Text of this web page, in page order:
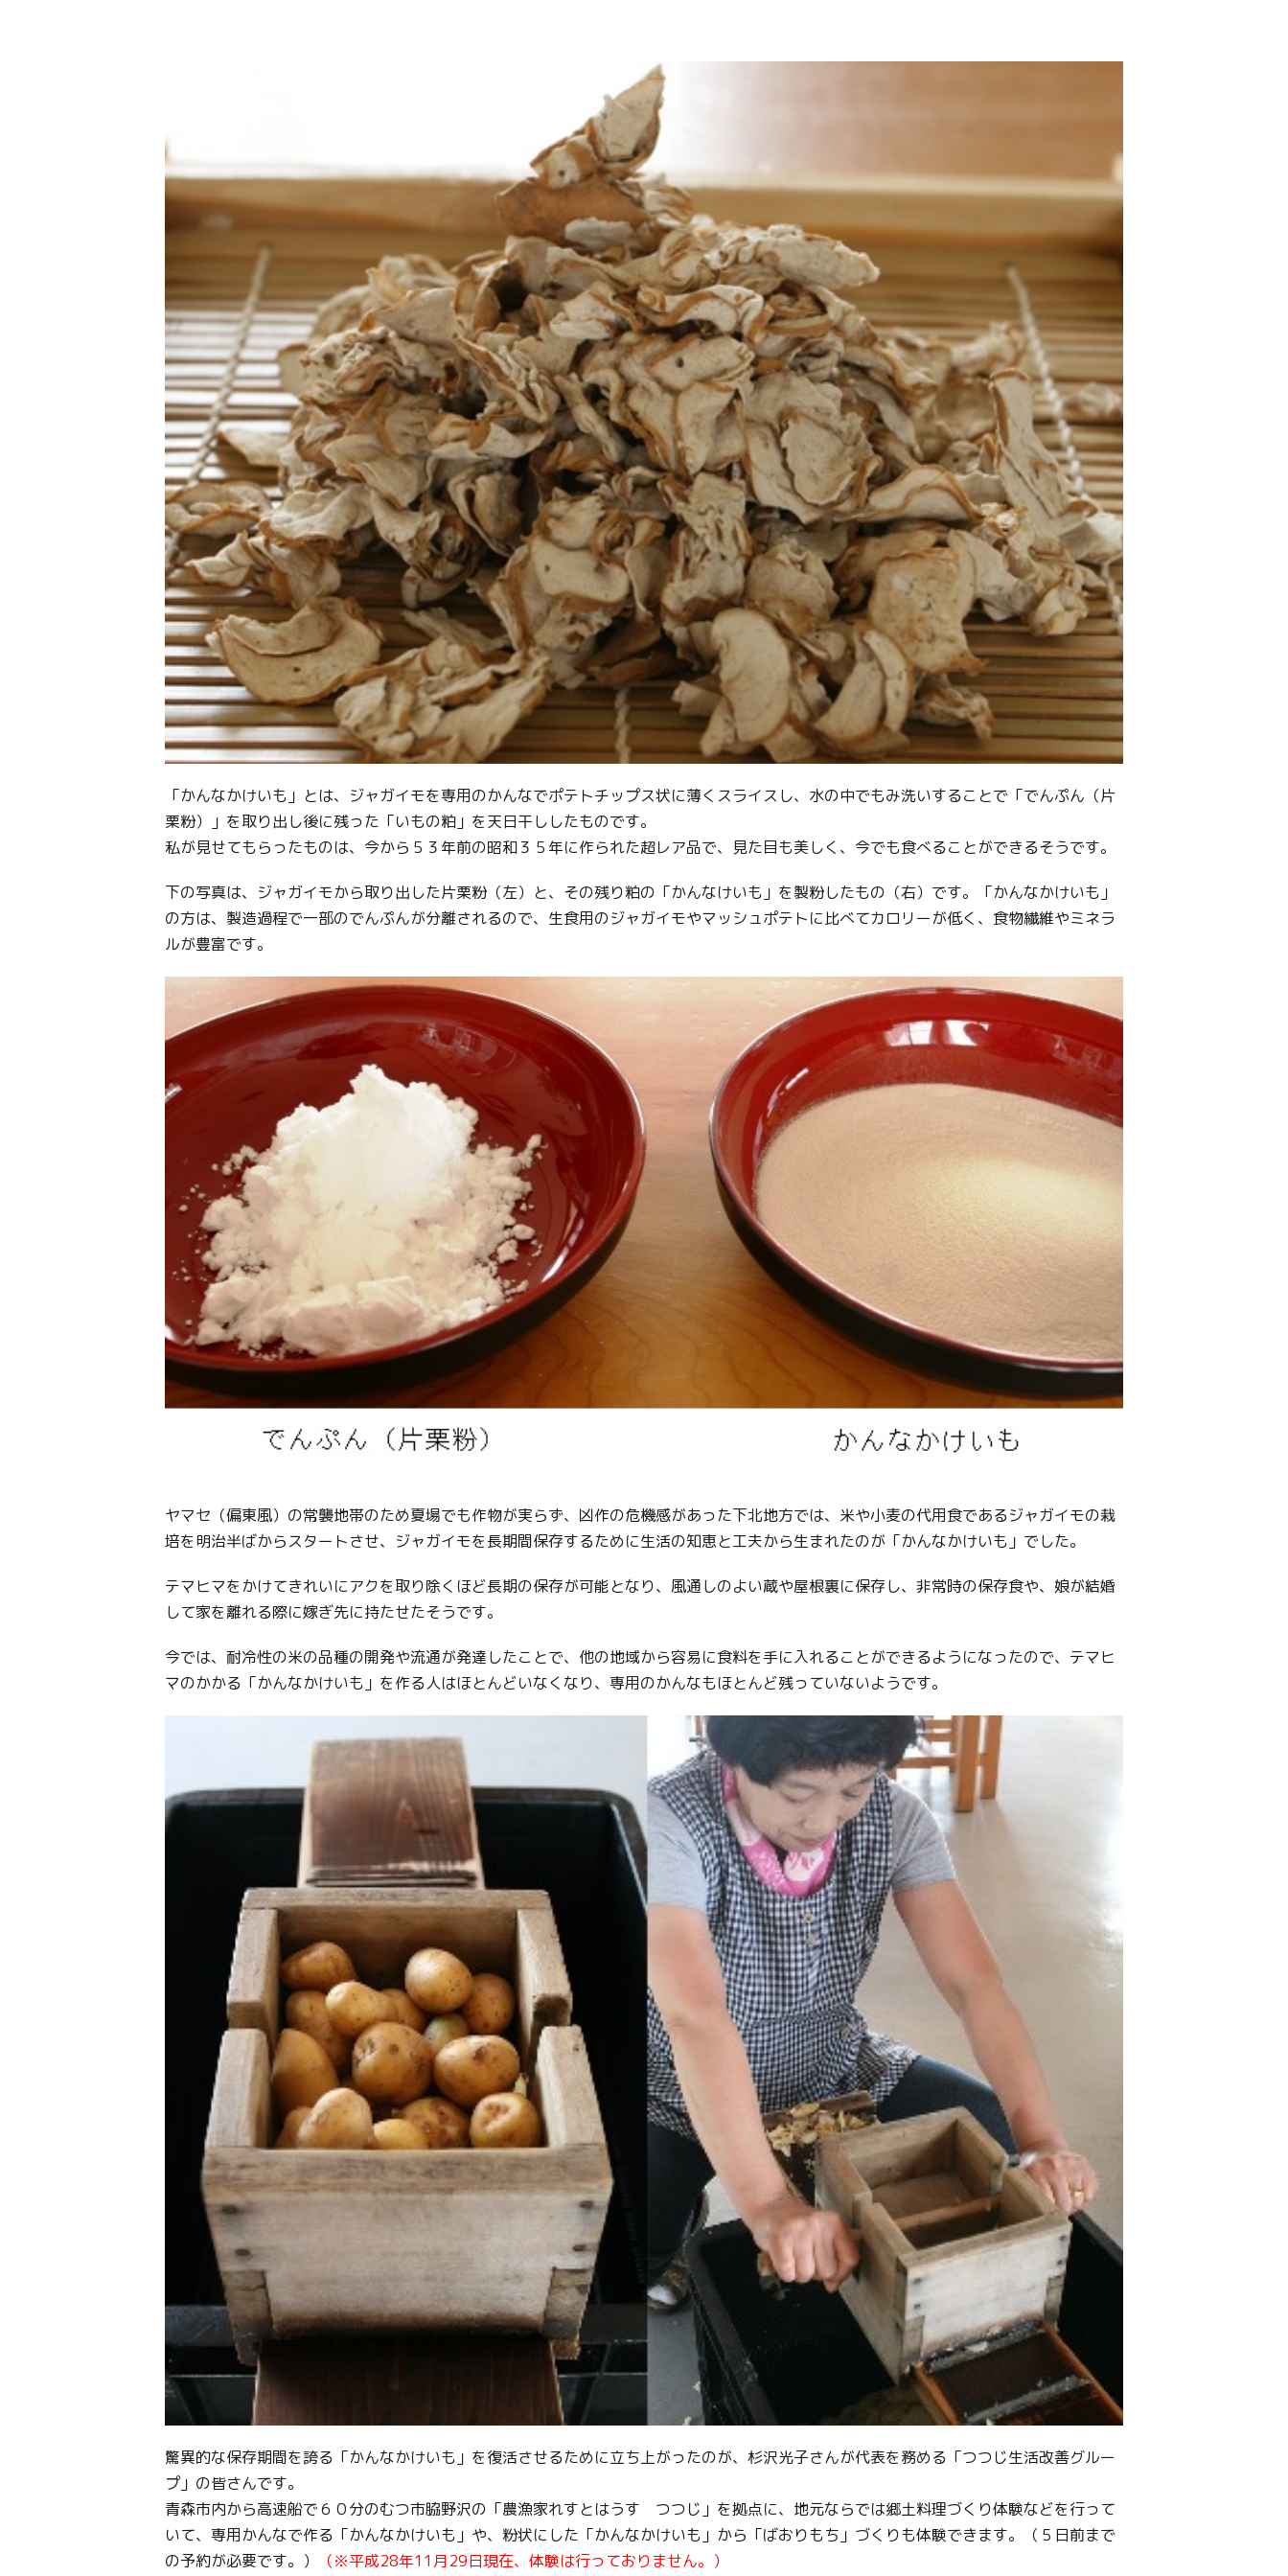
「かんなかけいも」とは、ジャガイモを専用のかんなでポテトチップス状に薄くスライスし、水の中でもみ洗いすることで「でんぷん（片
栗粉）」を取り出し後に残った「いもの粕」を天日干ししたものです。
私が見せてもらったものは、今から５３年前の昭和３５年に作られた超レア品で、見た目も美しく、今でも食べることができるそうです。
下の写真は、ジャガイモから取り出した片栗粉（左）と、その残り粕の「かんなけいも」を製粉したもの（右）です。「かんなかけいも」
の方は、製造過程で一部のでんぷんが分離されるので、生食用のジャガイモやマッシュポテトに比べてカロリーが低く、食物繊維やミネラ
ルが豊富です。
ヤマセ（偏東風）の常襲地帯のため夏場でも作物が実らず、凶作の危機感があった下北地方では、米や小麦の代用食であるジャガイモの栽
培を明治半ばからスタートさせ、ジャガイモを長期間保存するために生活の知恵と工夫から生まれたのが「かんなかけいも」でした。
テマヒマをかけてきれいにアクを取り除くほど長期の保存が可能となり、風通しのよい蔵や屋根裏に保存し、非常時の保存食や、娘が結婚
して家を離れる際に嫁ぎ先に持たせたそうです。
今では、耐冷性の米の品種の開発や流通が発達したことで、他の地域から容易に食料を手に入れることができるようになったので、テマヒ
マのかかる「かんなかけいも」を作る人はほとんどいなくなり、専用のかんなもほとんど残っていないようです。
驚異的な保存期間を誇る「かんなかけいも」を復活させるために立ち上がったのが、杉沢光子さんが代表を務める「つつじ生活改善グルー
プ」の皆さんです。
青森市内から高速船で６０分のむつ市脇野沢の「農漁家れすとはうす つつじ」を拠点に、地元ならでは郷土料理づくり体験などを行って
いて、専用かんなで作る「かんなかけいも」や、粉状にした「かんなかけいも」から「ばおりもち」づくりも体験できます。（５日前まで
の予約が必要です。）
（※平成28年11月29日現在、体験は行っておりません。）
Twitter
Facebook